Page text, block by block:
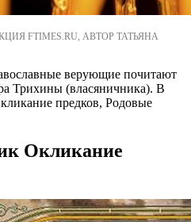
FTIMES.RU, АВТОР ТАТЬЯНА
верующие почитают
Трихины (власяничника). В
предков, Родовые
Окликание